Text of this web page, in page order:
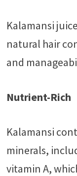
Kalamansi
natural hair
and
Nutrient-Rich
Kalamansi
minerals,
vitamin A,